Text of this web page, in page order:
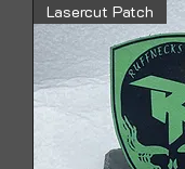
Lasercut Patch